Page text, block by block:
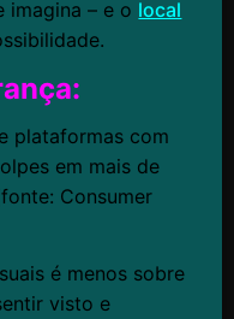
imagina – e o local
plataformas com
em mais de
Consumer
é menos sobre
visto e